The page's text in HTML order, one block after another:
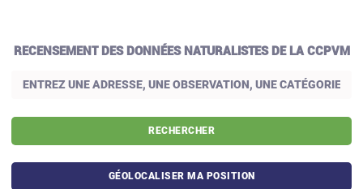
RECENSEMENT DES DONNÉES NATURALISTES DE LA CCPVM
RECHERCHER
GÉOLOCALISER MA POSITION